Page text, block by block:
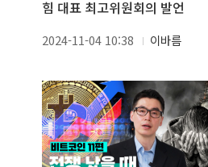
힘 대표 최고위원회의 발언
2024-11-04 10:38 이바름